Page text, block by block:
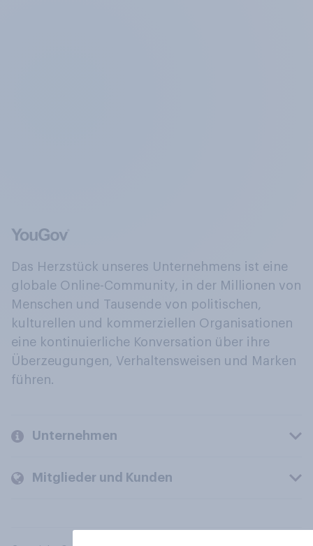
Das Herzstück unseres Unternehmens ist eine
globale Online-Community, in der Millionen von
Menschen und Tausende von politischen,
kulturellen und kommerziellen Organisationen
eine kontinuierliche Konversation über ihre
Überzeugungen, Verhaltensweisen und Marken
führen.
Unternehmen
Mitglieder und Kunden